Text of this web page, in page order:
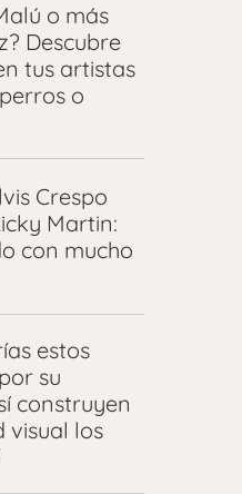
o más
Descubre
tus artistas
o
Crespo
Martin:
con mucho
estos
su
construyen
visual los